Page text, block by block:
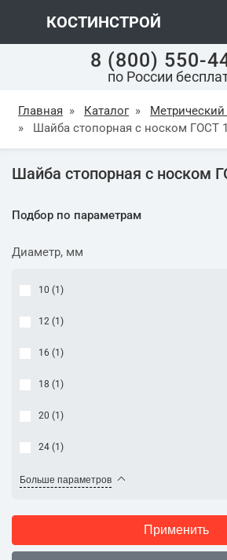
КОСТИНСТРОЙ
8 (800) 550-
по России
Главная » Каталог »
»
Шайба стопорная с носком ГОСТ
Шайба стопорная с носком
Подбор по параметрам
Диаметр, мм
10 (1 )
12 (1 )
16 (1 )
18 (1 )
20 (1 )
24 (1 )
Больше параметров